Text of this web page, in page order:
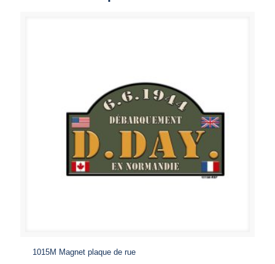
1015M Magnet plaque de rue